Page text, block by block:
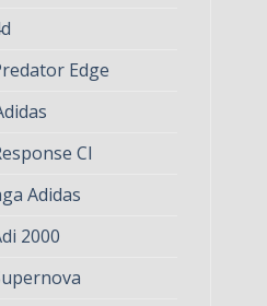
Edge
Cl
Adidas
2000